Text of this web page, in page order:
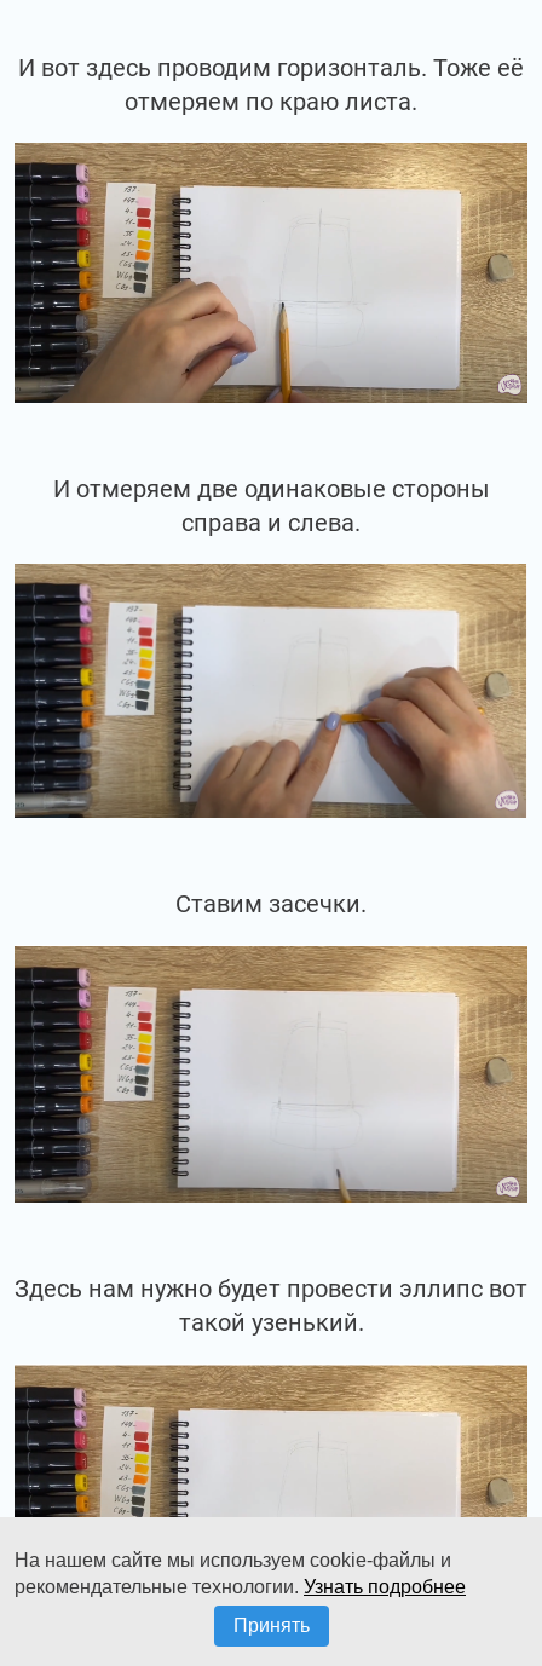
И вот здесь проводим горизонталь. Тоже её
отмеряем по краю листа.
И отмеряем две одинаковые стороны
справа и слева.
Ставим засечки.
Здесь нам нужно будет провести эллипс вот
такой узенький.
На нашем сайте мы используем cookie-файлы и
рекомендательные технологии. Узнать подробнее
Принять